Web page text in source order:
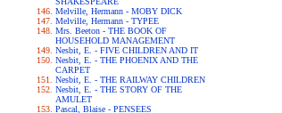
Melville, Hermann - MOBY DICK
Melville, Hermann - TYPEE
Mrs. Beeton - THE BOOK OF
HOUSEHOLD MANAGEMENT
Nesbit, E. - FIVE CHILDREN AND IT
Nesbit, E. - THE PHOENIX AND THE
CARPET
Nesbit, E. - THE RAILWAY CHILDREN
Nesbit, E. - THE STORY OF THE
AMULET
Pascal, Blaise - PENSEES